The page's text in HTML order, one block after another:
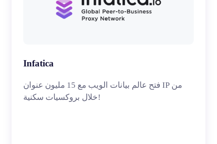
Infatica
فتح عالم بيانات الويب مع 15 مليون عنوان IP من
خلال بروكسيات سكنية!